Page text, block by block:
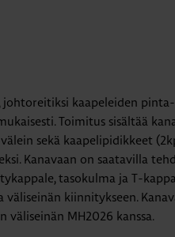
johtoreitiksi kaapeleiden
Toimitus sisältää
sekä kaapelipidikkeet
Kanavaan on saatavilla
tasokulma ja T-
kiinnitykseen.
väliseinän MH2026 kanssa.